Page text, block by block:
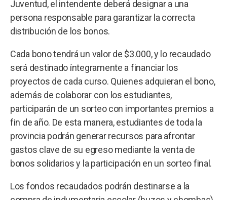
Juventud, el intendente deberá designar a una
persona responsable para garantizar la correcta
distribución de los bonos.
Cada bono tendrá un valor de $3.000, y lo recaudado
será destinado íntegramente a financiar los
proyectos de cada curso. Quienes adquieran el bono,
además de colaborar con los estudiantes,
participarán de un sorteo con importantes premios a
fin de año. De esta manera, estudiantes de toda la
provincia podrán generar recursos para afrontar
gastos clave de su egreso mediante la venta de
bonos solidarios y la participación en un sorteo final.
Los fondos recaudados podrán destinarse a la